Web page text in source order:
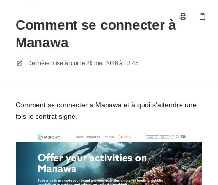
Comment se connecter à
Manawa
Dernière mise à jour le 29 mai 2026 à 13:45
Comment se connecter à Manawa et à quoi s'attendre une
fois le contrat signé.